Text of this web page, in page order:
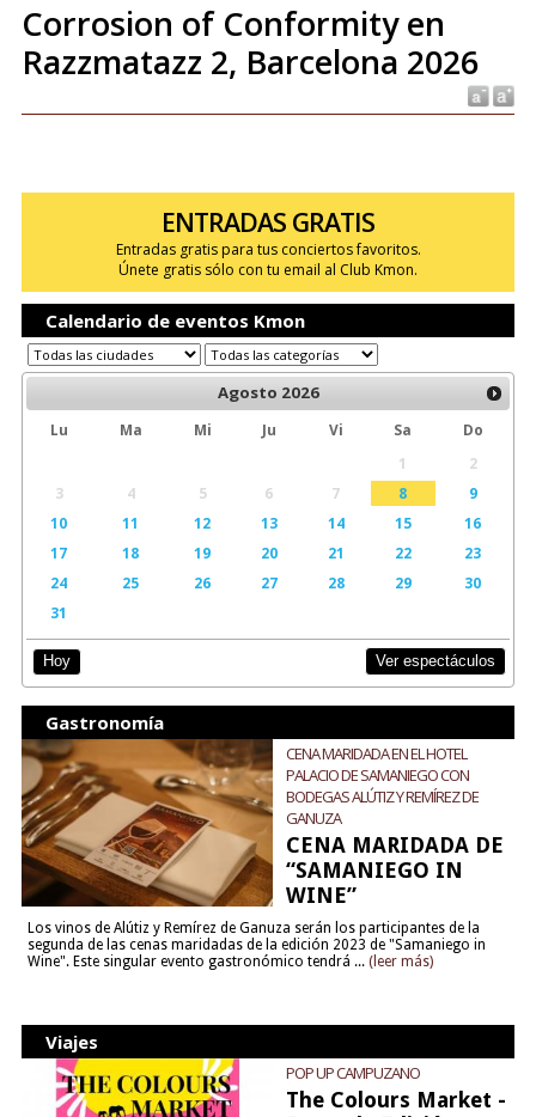
Corrosion of Conformity en
Razzmatazz 2, Barcelona 2026
ENTRADAS GRATIS
Entradas gratis para tus conciertos favoritos.
Únete gratis sólo con tu email al Club Kmon.
Calendario de eventos Kmon
Agosto 2026
Lu Ma Mi Ju Vi Sa
Do
1
2
3
4 5 6 7 8
9
10
11 12 13 14 15
16
17
18 19 20 21 22
23
24
25 26 27 28 29
30
31
Hoy Ver espectáculos
Gastronomía
CENA MARIDADA EN EL HOTEL
PALACIO DE SAMANIEGO CON
BODEGAS ALÚTIZ Y REMÍREZ DE
GANUZA
CENA MARIDADA DE
“SAMANIEGO IN
WINE”
Los vinos de Alútiz y Remírez de Ganuza serán los participantes de la
segunda de las cenas maridadas de la edición 2023 de "Samaniego in
Wine". Este singular evento gastronómico tendrá ... (leer más)
Viajes
POP UP CAMPUZANO
The Colours Market -